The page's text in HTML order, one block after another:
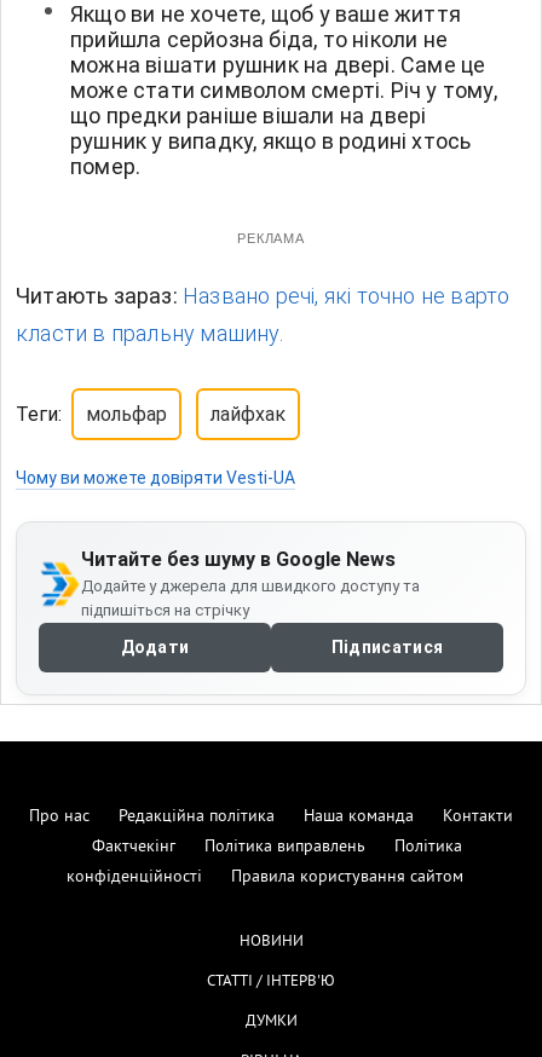
Якщо ви не хочете, щоб у ваше життя
прийшла серйозна біда, то ніколи не
можна вішати рушник на двері. Саме це
може стати символом смерті. Річ у тому,
що предки раніше вішали на двері
рушник у випадку, якщо в родині хтось
помер.
РЕКЛАМА
Читають зараз: Названо речі, які точно не варто
класти в пральну машину.
Теги: мольфар лайфхак
Чому ви можете довіряти Vesti-UA
Читайте без шуму в Google News
Додайте у джерела для швидкого доступу та
підпишіться на стрічку
Додати Підписатися
Про нас Редакційна політика Наша команда
Контакти
Фактчекінг
Політика виправлень
Політика
конфіденційності
Правила користування сайтом
НОВИНИ
СТАТТІ / ІНТЕРВ'Ю
ДУМКИ